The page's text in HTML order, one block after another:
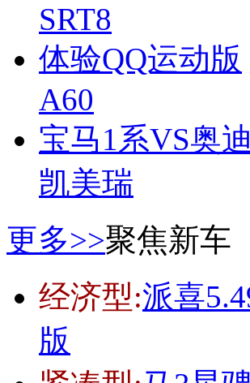
SRT8
体验QQ运动版
A60
宝马1系VS奥
凯美瑞
更多>>聚焦新车
经济型:派喜
版